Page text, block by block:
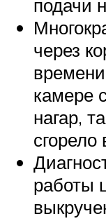
подачи
через
камере
нагар,
работы